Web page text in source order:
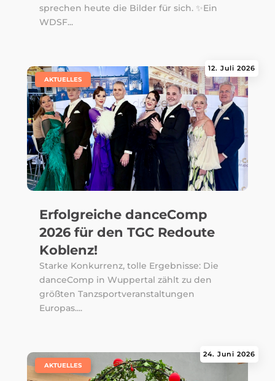
sprechen heute die Bilder für sich. ✨Ein
WDSF...
Erfolgreiche danceComp
2026 für den TGC Redoute
Koblenz!
12. Juli 2026
AKTUELLES
Starke Konkurrenz, tolle Ergebnisse: Die
danceComp in Wuppertal zählt zu den
größten Tanzsportveranstaltungen
Europas....
24. Juni 2026
AKTUELLES